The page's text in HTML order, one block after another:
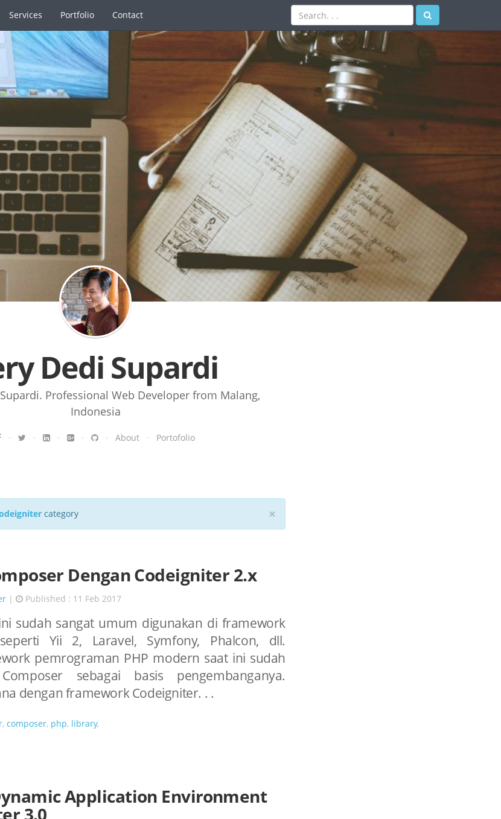
Services Portfolio Contact
Dedi Supardi
Professional Web Developer from Malang,
Indonesia
· · · · · About· Portofolio
×
category
Dengan Codeigniter 2.x
| Published : 11 Feb 2017
sudah sangat umum digunakan di framework
Yii 2, Laravel, Symfony, Phalcon, dll.
pemrograman PHP modern saat ini sudah
sebagai basis pengembanganya.
dengan framework Codeigniter. . .
, composer, php, library,
Application Environment
3.0